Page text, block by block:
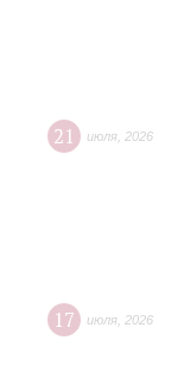
21 июля 2026
17 июля 2026